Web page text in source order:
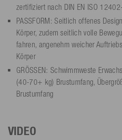
zertifiziert nach DIN EN ISO
PASSFORM: Seitlich offenes
Körper, zudem seitlich volle
fahren, angenehm weicher
Körper
GRÖSSEN: Schwimmweste
(40-70+ kg) Brustumfang,
Brustumfang
VIDEO